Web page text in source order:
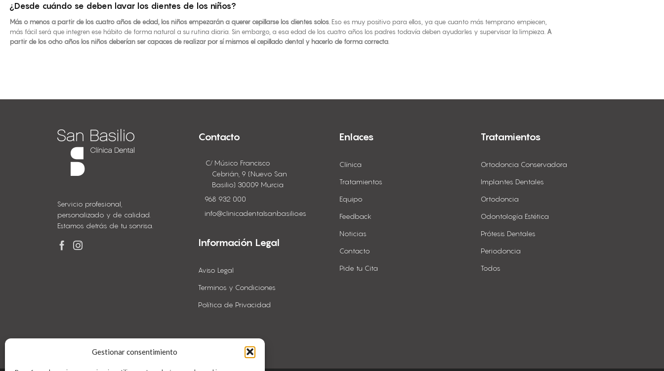
Gestionar consentimiento
¿Desde cuándo se deben lavar los dientes de los niños?
Más o menos a partir de los cuatro años de edad, los niños empezarán a querer cepillarse los dientes solos . Eso es muy positivo para ellos, ya que cuanto más temprano empiecen,
más fácil será que integren ese hábito de forma natural a su rutina diaria. Sin embargo, a esa edad de los cuatro años los padres todavía deben ayudarles y supervisar la limpieza. A
partir de los ocho años los niños deberían ser capaces de realizar por sí mismos el cepillado dental y hacerlo de forma correcta
Servicio profesional,
personalizado y de calidad.
Estamos detrás de tu sonrisa.
Contacto
C/ Músico Francisco
Cebrián, 9 (Nuevo San
Basilio) 30009 Murcia
968 932 000
info@clinicadentalsanbasilio.es
Información Legal
Aviso Legal
Terminos y Condiciones
Política de Privacidad
Enlaces
Clínica
Tratamientos
Equipo
Feedback
Noticias
Contacto
Pide tu Cita
Tratamientos
Ortodoncia Conservadora
Implantes Dentales
Ortodoncia
Odontología Estética
Prótesis Dentales
Periodoncia
Todos